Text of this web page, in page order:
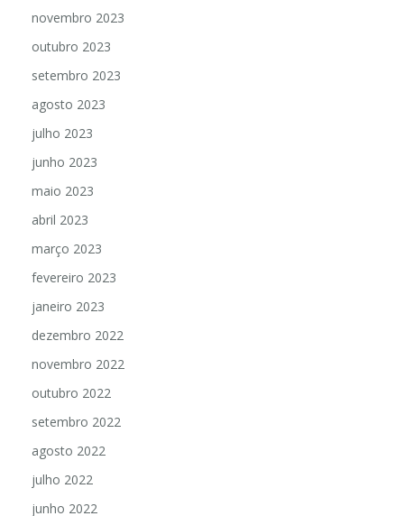
novembro 2023
outubro 2023
setembro 2023
agosto 2023
julho 2023
junho 2023
maio 2023
abril 2023
março 2023
fevereiro 2023
janeiro 2023
dezembro 2022
novembro 2022
outubro 2022
setembro 2022
agosto 2022
julho 2022
junho 2022